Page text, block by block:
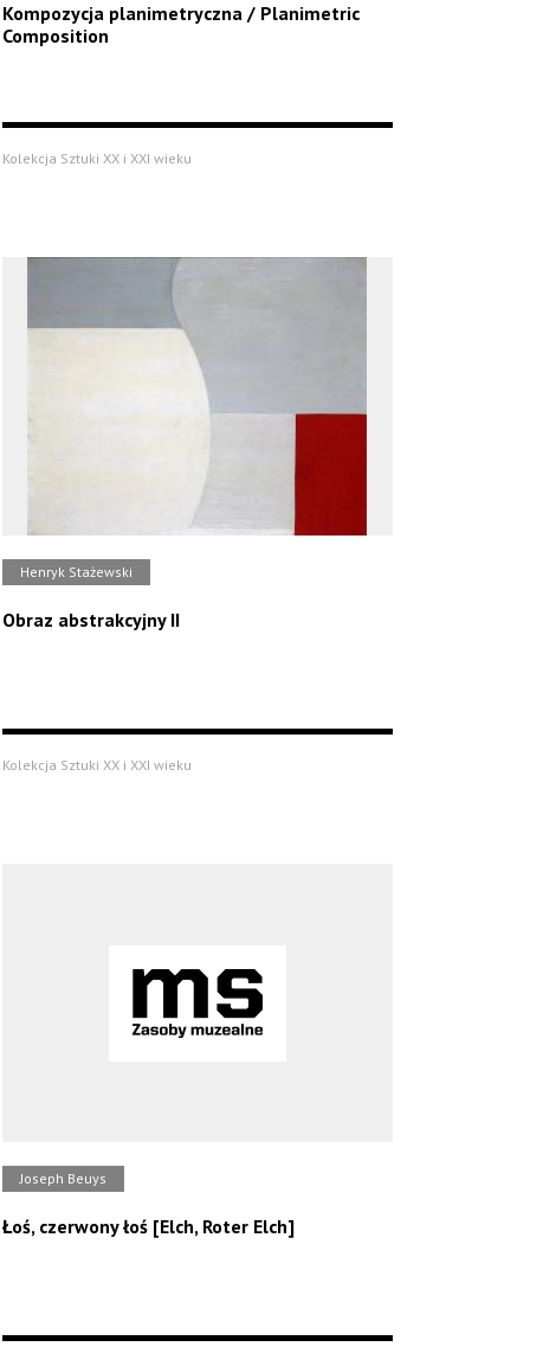
Kompozycja planimetryczna / Planimetric
Composition
Kolekcja Sztuki XX i XXI wieku
Henryk Stażewski
Obraz abstrakcyjny II
Kolekcja Sztuki XX i XXI wieku
Joseph Beuys
Łoś, czerwony łoś [Elch, Roter Elch]